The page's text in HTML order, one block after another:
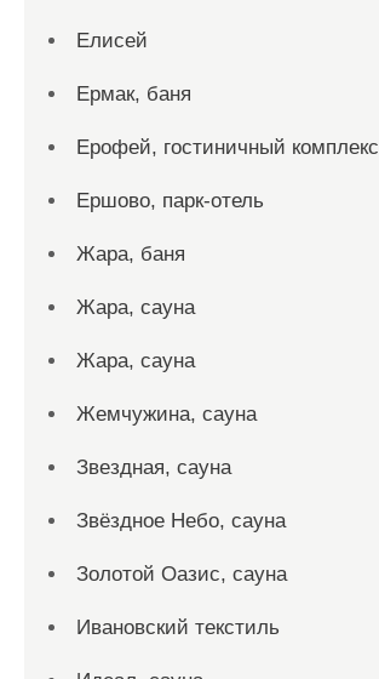
Елисей
Ермак, баня
Ерофей, гостиничный комплекс
Ершово, парк-отель
Жара, баня
Жара, сауна
Жара, сауна
Жемчужина, сауна
Звездная, сауна
Звёздное Небо, сауна
Золотой Оазис, сауна
Ивановский текстиль